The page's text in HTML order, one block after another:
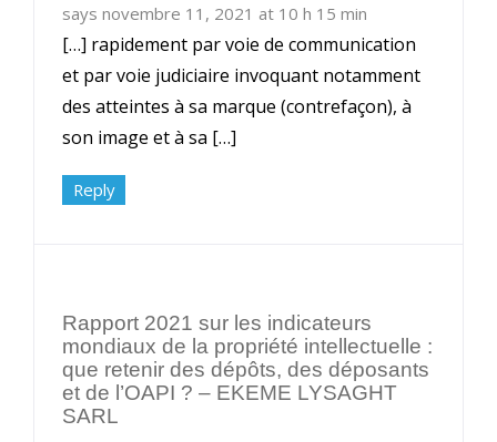
says novembre 11, 2021 at 10 h 15 min
[…] rapidement par voie de communication
et par voie judiciaire invoquant notamment
des atteintes à sa marque (contrefaçon), à
son image et à sa […]
Reply
Rapport 2021 sur les indicateurs
mondiaux de la propriété intellectuelle :
que retenir des dépôts, des déposants
et de l’OAPI ? – EKEME LYSAGHT
SARL